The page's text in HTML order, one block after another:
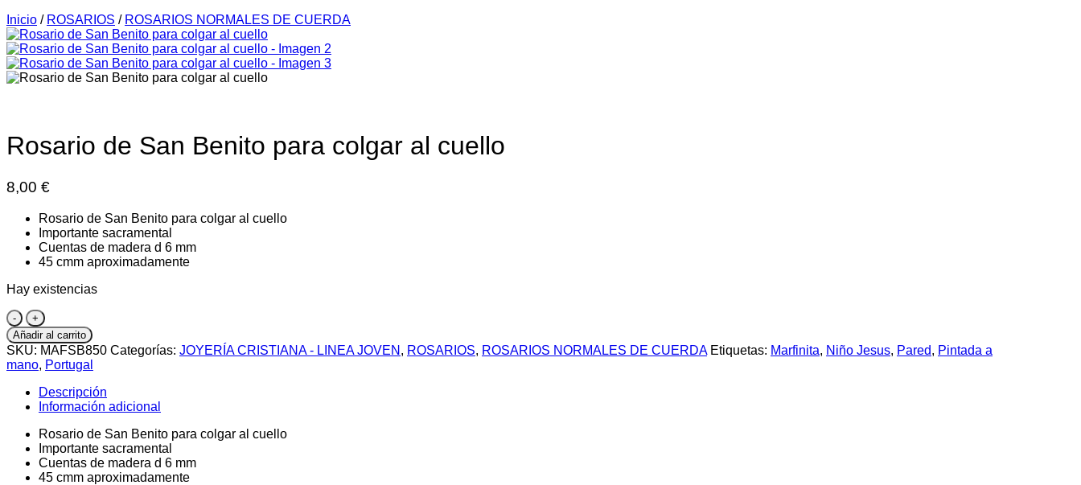
Inicio / ROSARIOS / ROSARIOS NORMALES DE CUERDA
Rosario de San Benito para colgar al cuello
8,00 €
Rosario de San Benito para colgar al cuello
Importante sacramental
Cuentas de madera d 6 mm
45 cmm aproximadamente
Hay existencias
Rosario
de
San
Benito
para
colgar
al
cuello
cantidad
Añadir al carrito
SKU: MAFSB850 Categorías: JOYERÍA CRISTIANA - LINEA JOVEN , ROSARIOS, ROSARIOS NORMALES DE CUERDA Etiquetas: Marfinita, Niño Jesus, Pared, Pintada a
mano, Portugal
Descripción
Información adicional
Rosario de San Benito para colgar al cuello
Importante sacramental
Cuentas de madera d 6 mm
45 cmm aproximadamente